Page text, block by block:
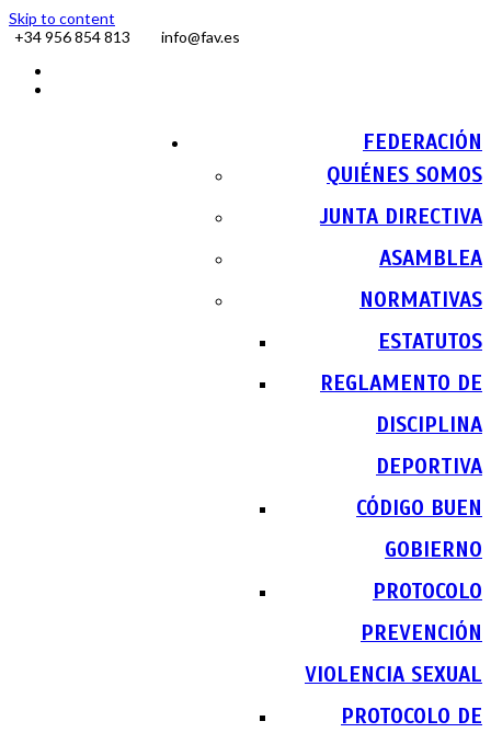
Skip to content
+34 956 854 813
info@fav.es
FEDERACIÓN
QUIÉNES SOMOS
JUNTA DIRECTIVA
ASAMBLEA
NORMATIVAS
ESTATUTOS
REGLAMENTO DE
DISCIPLINA
DEPORTIVA
CÓDIGO BUEN
GOBIERNO
PROTOCOLO
PREVENCIÓN
VIOLENCIA SEXUAL
PROTOCOLO DE